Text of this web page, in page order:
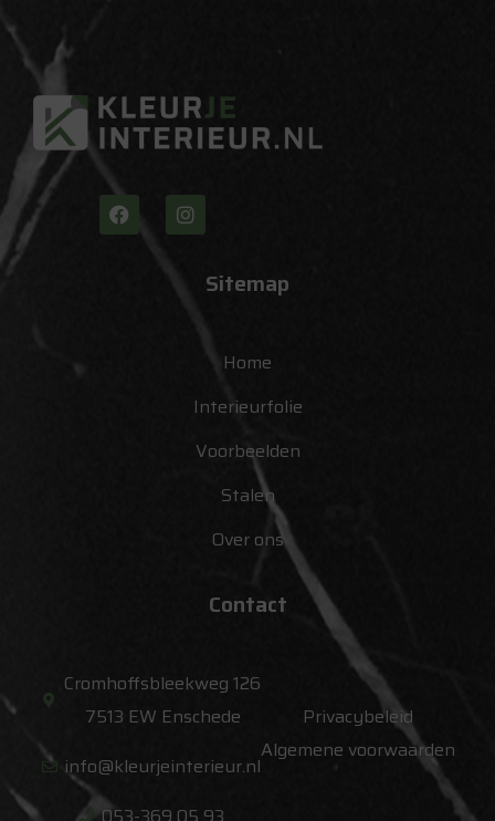
Sitemap
Home
Interieurfolie
Voorbeelden
Stalen
Over ons
Contact
Cromhoffsbleekweg 126
7513 EW Enschede
info@kleurjeinterieur.nl
Privacybeleid
Algemene voorwaarden